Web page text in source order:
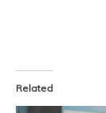
Related